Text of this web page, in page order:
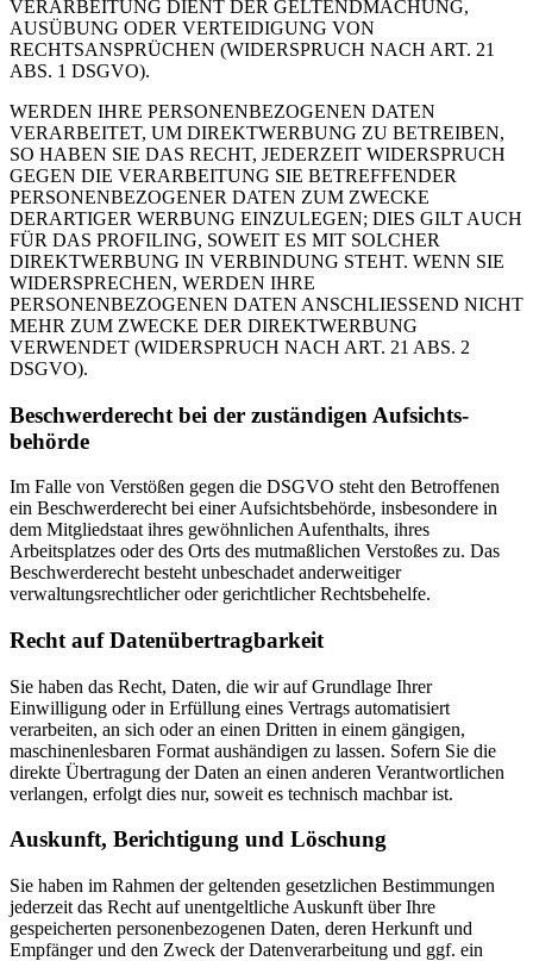
VERARBEITUNG DIENT DER GELTENDMACHUNG,
AUSÜBUNG ODER VERTEIDIGUNG VON
RECHTSANSPRÜCHEN (WIDERSPRUCH NACH ART. 21
ABS. 1 DSGVO).
WERDEN IHRE PERSONENBEZOGENEN DATEN
VERARBEITET, UM DIREKTWERBUNG ZU BETREIBEN,
SO HABEN SIE DAS RECHT, JEDERZEIT WIDERSPRUCH
GEGEN DIE VERARBEITUNG SIE BETREFFENDER
PERSONENBEZOGENER DATEN ZUM ZWECKE
DERARTIGER WERBUNG EINZULEGEN; DIES GILT AUCH
FÜR DAS PROFILING, SOWEIT ES MIT SOLCHER
DIREKTWERBUNG IN VERBINDUNG STEHT. WENN SIE
WIDERSPRECHEN, WERDEN IHRE
PERSONENBEZOGENEN DATEN ANSCHLIESSEND NICHT
MEHR ZUM ZWECKE DER DIREKTWERBUNG
VERWENDET (WIDERSPRUCH NACH ART. 21 ABS. 2
DSGVO).
Beschwerde­recht bei der zuständigen Aufsichts­
behörde
Im Falle von Verstößen gegen die DSGVO steht den Betroffenen
ein Beschwerderecht bei einer Aufsichtsbehörde, insbesondere in
dem Mitgliedstaat ihres gewöhnlichen Aufenthalts, ihres
Arbeitsplatzes oder des Orts des mutmaßlichen Verstoßes zu. Das
Beschwerderecht besteht unbeschadet anderweitiger
verwaltungsrechtlicher oder gerichtlicher Rechtsbehelfe.
Recht auf Daten­übertrag­barkeit
Sie haben das Recht, Daten, die wir auf Grundlage Ihrer
Einwilligung oder in Erfüllung eines Vertrags automatisiert
verarbeiten, an sich oder an einen Dritten in einem gängigen,
maschinenlesbaren Format aushändigen zu lassen. Sofern Sie die
direkte Übertragung der Daten an einen anderen Verantwortlichen
verlangen, erfolgt dies nur, soweit es technisch machbar ist.
Auskunft, Berichtigung und Löschung
Sie haben im Rahmen der geltenden gesetzlichen Bestimmungen
jederzeit das Recht auf unentgeltliche Auskunft über Ihre
gespeicherten personenbezogenen Daten, deren Herkunft und
Empfänger und den Zweck der Datenverarbeitung und ggf. ein